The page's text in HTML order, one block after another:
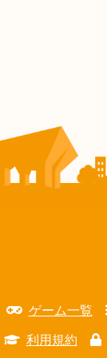
ゲーム一覧
利用規約